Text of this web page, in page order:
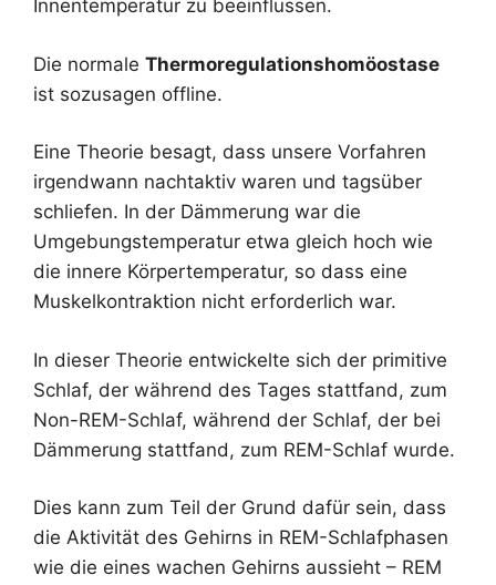
Innentemperatur zu beeinflussen.
Die normale Thermoregulationshomöostase
ist sozusagen offline.
Eine Theorie besagt, dass unsere Vorfahren
irgendwann nachtaktiv waren und tagsüber
schliefen. In der Dämmerung war die
Umgebungstemperatur etwa gleich hoch wie
die innere Körpertemperatur, so dass eine
Muskelkontraktion nicht erforderlich war.
In dieser Theorie entwickelte sich der primitive
Schlaf, der während des Tages stattfand, zum
Non-REM-Schlaf, während der Schlaf, der bei
Dämmerung stattfand, zum REM-Schlaf wurde.
Dies kann zum Teil der Grund dafür sein, dass
die Aktivität des Gehirns in REM-Schlafphasen
wie die eines wachen Gehirns aussieht – REM